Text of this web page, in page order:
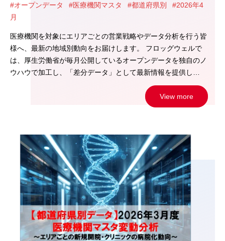
#オープンデータ #医療機関マスタ #都道府県別
#2026年4
月
医療機関を対象にエリアごとの営業戦略やデータ分析を行う皆
様へ、最新の地域別動向をお届けします。 フロッグウェルで
は、厚生労働省が毎月公開しているオープンデータを独自のノ
ウハウで加工し、「差分データ」として最新情報を提供し…
View more